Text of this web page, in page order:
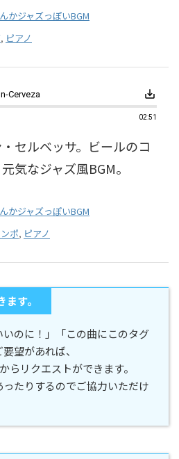
かジャズっぽいBGM
, ピアノ
Cerveza save_alt
02:51
セルベッサ。ビールのコ
気なジャズ風BGM。
かジャズっぽいBGM
ポ, ピアノ
す。
いのに！」「この曲にこのタグ
望があれば、
からリクエストができます。
たりするのでご協力いただけ